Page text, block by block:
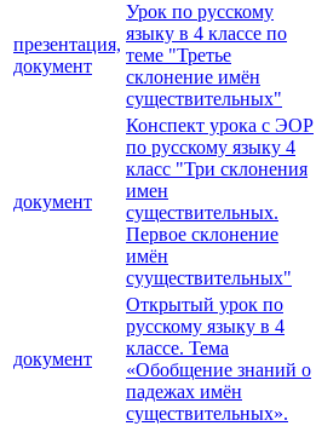
презентация,
документ
Урок по русскому
языку в 4 классе по
теме "Третье
склонение имён
существительных"
документ
Конспект урока с ЭОР
по русскому языку 4
класс "Три склонения
имен
существительных.
Первое склонение
имён
сууществительных"
документ
Открытый урок по
русскому языку в 4
классе. Тема
«Обобщение знаний о
падежах имён
существительных».